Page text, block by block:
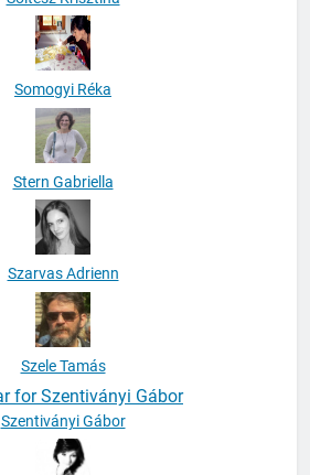
Somogyi Réka
Stern Gabriella
Szarvas Adrienn
Szele Tamás
Szentiványi Gábor